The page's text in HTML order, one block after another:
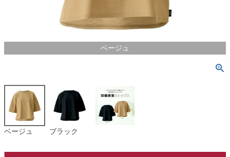
ベージュ
ベージュ ブラック